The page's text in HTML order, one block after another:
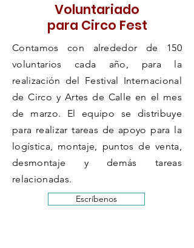
Voluntariado
para Circo Fest
Contamos con alrededor de 150
voluntarios cada año, para la
realización del Festival Internacional
de Circo y Artes de Calle en el mes
de marzo. El equipo se distribuye
para realizar tareas de apoyo para la
logística, montaje, puntos de venta,
desmontaje y demás tareas
relacionadas.
Escríbenos